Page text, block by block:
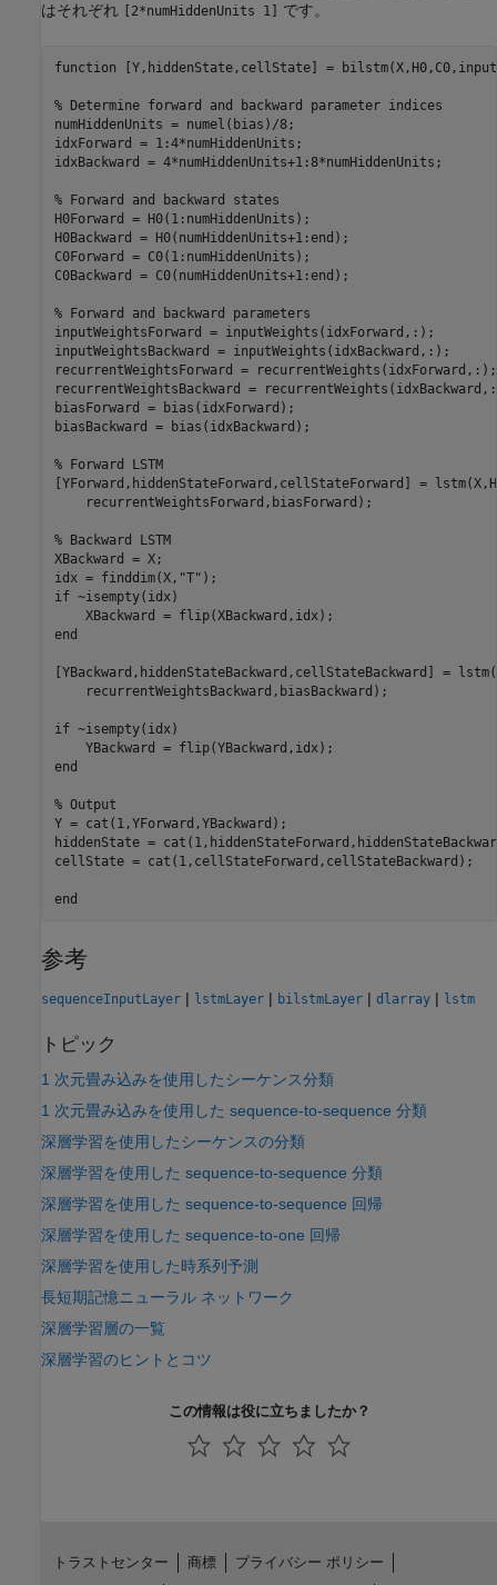
はそれぞれ
[2*numHiddenUnits 1] です。
function [Y,hiddenState,cellState] =
% Determine forward and backward parameter indices
numHiddenUnits = numel(bias)/8;
idxForward = 1:4*numHiddenUnits;
idxBackward = 4*numHiddenUnits+1:8*numHiddenUnits;
% Forward and backward states
H0Forward = H0(1:numHiddenUnits);
H0Backward = H0(numHiddenUnits+1:end);
C0Forward = C0(1:numHiddenUnits);
C0Backward = C0(numHiddenUnits+1:end);
% Forward and backward parameters
inputWeightsForward = inputWeights(idxForward,:);
inputWeightsBackward = inputWeights(idxBackward,:);
recurrentWeightsForward = recurrentWeights(idxForward,:);
recurrentWeightsBackward =
biasForward = bias(idxForward);
biasBackward = bias(idxBackward);
% Forward LSTM
[YForward,hiddenStateForward,cellStateForward] =
    recurrentWeightsForward,biasForward);
% Backward LSTM
XBackward = X;
idx = finddim(X, "T"
if ~isempty(idx)
end
[YBackward,hiddenStateBackward,cellStateBackward] =
    recurrentWeightsBackward,biasBackward);
if ~isempty(idx)
end
% Output
Y = cat(1,YForward,YBackward);
hiddenState =
cellState = cat(1,cellStateForward,cellStateBackward);
end
参考
sequenceInputLayer | lstmLayer | bilstmLayer | dlarray | lstm
トピック
1 次元畳み込みを使用したシーケンス分類
1 次元畳み込みを使用した sequence-to-sequence 分類
深層学習を使用したシーケンスの分類
深層学習を使用した sequence-to-sequence 分類
深層学習を使用した sequence-to-sequence 回帰
深層学習を使用した sequence-to-one 回帰
深層学習を使用した時系列予測
長短期記憶ニューラル ネットワーク
深層学習層の一覧
深層学習のヒントとコツ
この情報は役に立ちましたか？
トラストセンター 商標
プライバシー ポリシー